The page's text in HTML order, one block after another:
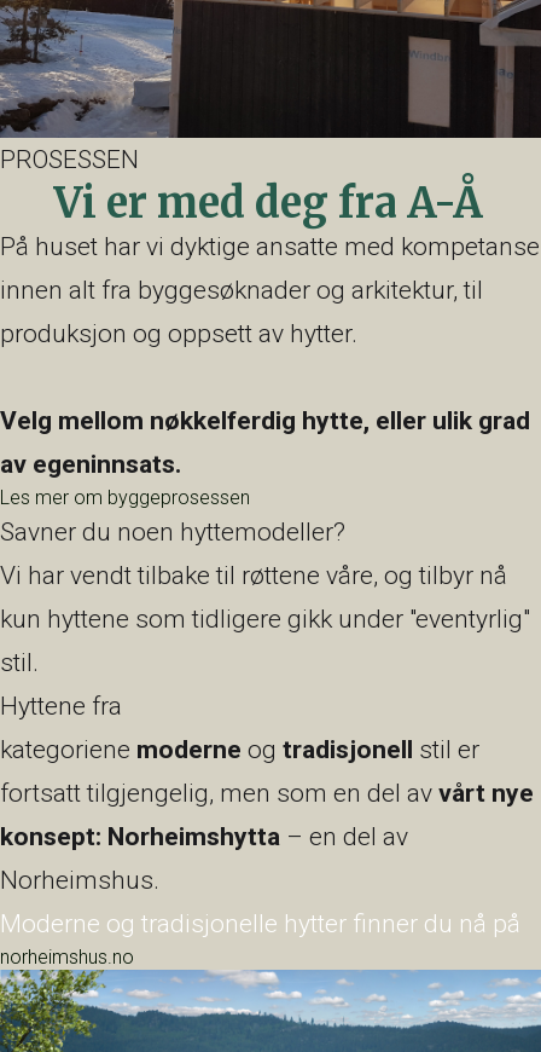
PROSESSEN
Vi er med deg fra A-Å
På huset har vi dyktige ansatte med kompetanse
innen alt fra byggesøknader og arkitektur, til
produksjon og oppsett av hytter.
Velg mellom nøkkelferdig hytte, eller ulik grad
av egeninnsats.
Les mer om byggeprosessen
Savner du noen hyttemodeller?
Vi har vendt tilbake til røttene våre, og tilbyr nå
kun hyttene som tidligere gikk under "eventyrlig"
stil.
Hyttene fra
kategoriene moderne og tradisjonell stil er
fortsatt tilgjengelig, men som en del av vårt nye
konsept: Norheimshytta – en del av
Norheimshus.
Moderne og tradisjonelle hytter finner du nå på
norheimshus.no